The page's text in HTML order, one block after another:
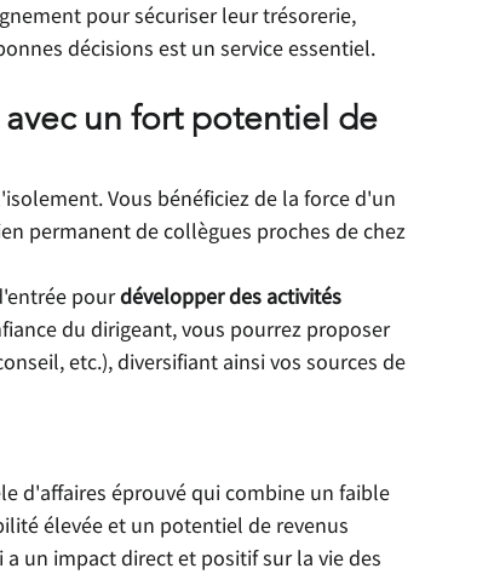
pour sécuriser leur trésorerie,
décisions est un service essentiel.
un fort potentiel de
Vous bénéficiez de la force d'un
permanent de collègues proches de chez
pour développer des activités
du dirigeant, vous pourrez proposer
etc.), diversifiant ainsi vos sources de
d'affaires éprouvé qui combine un faible
élevée et un potentiel de revenus
un impact direct et positif sur la vie des